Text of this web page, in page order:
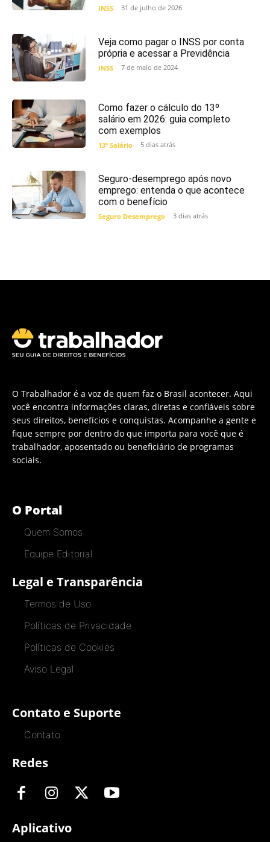
INSS 31 de julho de 2026
Veja como pagar o INSS por conta
própria e acessar a Previdência
INSS 7 de maio de 2024
Como fazer o cálculo do 13º
salário em 2026: guia completo
com exemplos
13º Salário 5 dias atrás
Seguro-desemprego após novo
emprego: entenda o que acontece
com o benefício
Seguro Desemprego 3 dias atrás
O Trabalhador é a voz de quem faz o Brasil acontecer. Aqui
você encontra informações claras, diretas e confiáveis sobre
seus direitos, benefícios e conquistas. Acompanhe a gente e
fique sempre por dentro do que importa para você que é
trabalhador, aposentado ou beneficiário de programas
sociais.
O Portal
Quem Somos
Equipe Editorial
Legal e Transparência
Termos de Uso
Políticas de Privacidade
Políticas de Cookies
Aviso Legal
Contato e Suporte
Contato
Redes
Aplicativo